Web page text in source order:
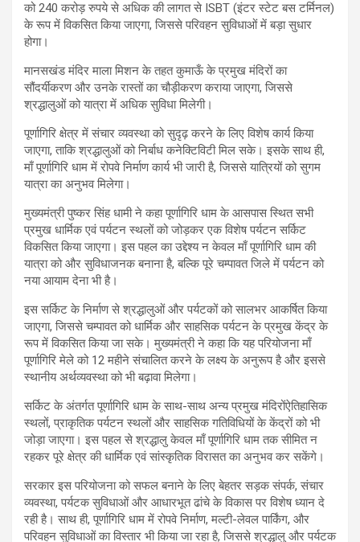
को 240 करोड़ रुपये से अधिक की लागत से ISBT (इंटर स्टेट बस टर्मिनल)
के रूप में विकसित किया जाएगा, जिससे परिवहन सुविधाओं में बड़ा सुधार
होगा।
मानसखंड मंदिर माला मिशन के तहत कुमाऊँ के प्रमुख मंदिरों का
सौंदर्यीकरण और उनके रास्तों का चौड़ीकरण कराया जाएगा, जिससे
श्रद्धालुओं को यात्रा में अधिक सुविधा मिलेगी।
पूर्णागिरि क्षेत्र में संचार व्यवस्था को सुदृढ़ करने के लिए विशेष कार्य किया
जाएगा, ताकि श्रद्धालुओं को निर्बाध कनेक्टिविटी मिल सके। इसके साथ ही,
माँ पूर्णागिरि धाम में रोपवे निर्माण कार्य भी जारी है, जिससे यात्रियों को सुगम
यात्रा का अनुभव मिलेगा।
मुख्यमंत्री पुष्कर सिंह धामी ने कहा पूर्णागिरि धाम के आसपास स्थित सभी
प्रमुख धार्मिक एवं पर्यटन स्थलों को जोड़कर एक विशेष पर्यटन सर्किट
विकसित किया जाएगा। इस पहल का उद्देश्य न केवल माँ पूर्णागिरि धाम की
यात्रा को और सुविधाजनक बनाना है, बल्कि पूरे चम्पावत जिले में पर्यटन को
नया आयाम देना भी है।
इस सर्किट के निर्माण से श्रद्धालुओं और पर्यटकों को सालभर आकर्षित किया
जाएगा, जिससे चम्पावत को धार्मिक और साहसिक पर्यटन के प्रमुख केंद्र के
रूप में विकसित किया जा सके। मुख्यमंत्री ने कहा कि यह परियोजना माँ
पूर्णागिरि मेले को 12 महीने संचालित करने के लक्ष्य के अनुरूप है और इससे
स्थानीय अर्थव्यवस्था को भी बढ़ावा मिलेगा।
सर्किट के अंतर्गत पूर्णागिरि धाम के साथ-साथ अन्य प्रमुख मंदिरोंऐतिहासिक
स्थलों, प्राकृतिक पर्यटन स्थलों और साहसिक गतिविधियों के केंद्रों को भी
जोड़ा जाएगा। इस पहल से श्रद्धालु केवल माँ पूर्णागिरि धाम तक सीमित न
रहकर पूरे क्षेत्र की धार्मिक एवं सांस्कृतिक विरासत का अनुभव कर सकेंगे।
सरकार इस परियोजना को सफल बनाने के लिए बेहतर सड़क संपर्क, संचार
व्यवस्था, पर्यटक सुविधाओं और आधारभूत ढांचे के विकास पर विशेष ध्यान दे
रही है। साथ ही, पूर्णागिरि धाम में रोपवे निर्माण, मल्टी-लेवल पार्किंग, और
परिवहन सुविधाओं का विस्तार भी किया जा रहा है, जिससे श्रद्धालु और पर्यटक